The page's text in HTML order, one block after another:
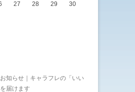
27 28 29
30
知らせ｜キャラフレの「いい
届けます